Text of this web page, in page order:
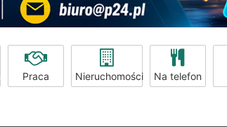
Praca Nieruchomości Na telefon